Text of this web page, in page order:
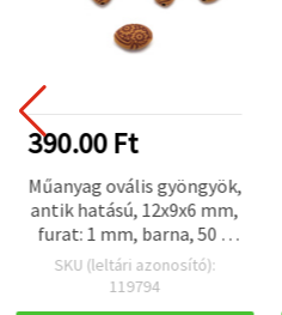
390.00 Ft
Műanyag ovális gyöngyök,
antik hatású, 12x9x6 mm,
furat: 1 mm, barna, 50 g
(~130 db)
SKU (leltári azonosító):
119794